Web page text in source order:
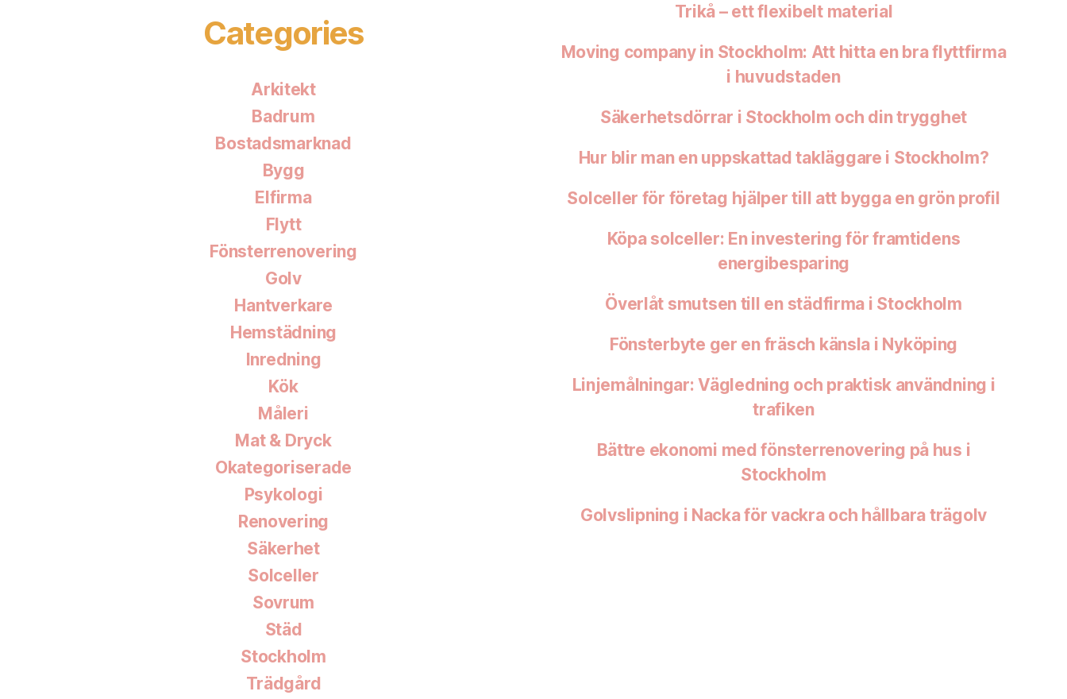
Categories
Arkitekt
Badrum
Bostadsmarknad
Bygg
Elfirma
Flytt
Fönsterrenovering
Golv
Hantverkare
Hemstädning
Inredning
Kök
Måleri
Mat & Dryck
Okategoriserade
Psykologi
Renovering
Säkerhet
Solceller
Sovrum
Städ
Stockholm
Trädgård
Trikå – ett flexibelt material
Moving company in Stockholm: Att hitta en bra flyttfirma
i huvudstaden
Säkerhetsdörrar i Stockholm och din trygghet
Hur blir man en uppskattad takläggare i Stockholm?
Solceller för företag hjälper till att bygga en grön profil
Köpa solceller: En investering för framtidens
energibesparing
Överlåt smutsen till en städfirma i Stockholm
Fönsterbyte ger en fräsch känsla i Nyköping
Linjemålningar: Vägledning och praktisk användning i
trafiken
Bättre ekonomi med fönsterrenovering på hus i
Stockholm
Golvslipning i Nacka för vackra och hållbara trägolv